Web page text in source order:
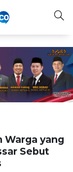
Warga yang
Sebut